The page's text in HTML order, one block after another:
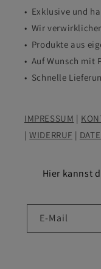
• Exklusive und
• Wir
• Produkte aus
• Auf Wunsch mit
• Schnelle
IMPRESSUM |
|WIDERRUF |
Hier kannst
E-Mail